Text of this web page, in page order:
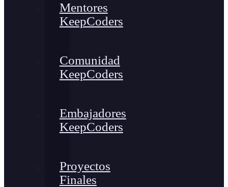
Mentores
KeepCoders
Comunidad
KeepCoders
Embajadores
KeepCoders
Proyectos
Finales